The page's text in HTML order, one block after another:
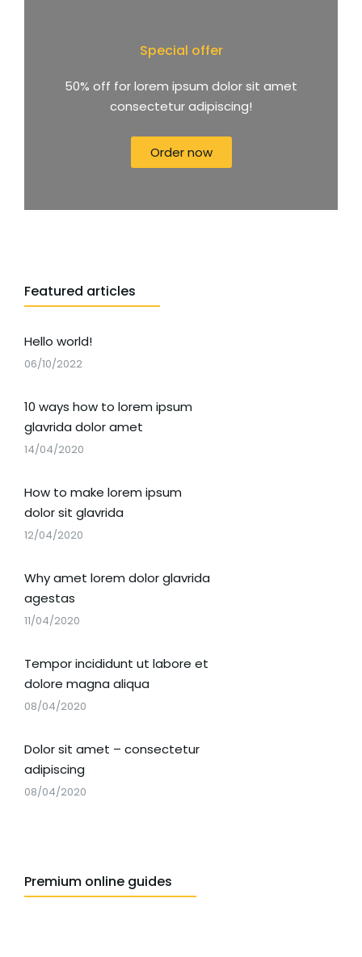
Special offer
50% off for lorem ipsum dolor sit amet
consectetur adipiscing!
Order now
Featured articles
Hello world!
06/10/2022
10 ways how to lorem ipsum
glavrida dolor amet
14/04/2020
How to make lorem ipsum
dolor sit glavrida
12/04/2020
Why amet lorem dolor glavrida
agestas
11/04/2020
Tempor incididunt ut labore et
dolore magna aliqua
08/04/2020
Dolor sit amet – consectetur
adipiscing
08/04/2020
Premium online guides